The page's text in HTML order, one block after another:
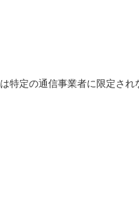
特定の通信事業者に限定さ